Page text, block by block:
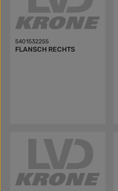
5401532255
FLANSCH RECHTS